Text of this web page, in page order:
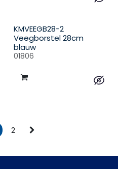
KMVEEGB28-2
Veegborstel 28cm
blauw
01806
2